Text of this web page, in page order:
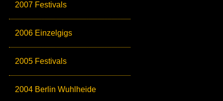
2007 Festivals
2006 Einzelgigs
2005 Festivals
2004 Berlin Wuhlheide